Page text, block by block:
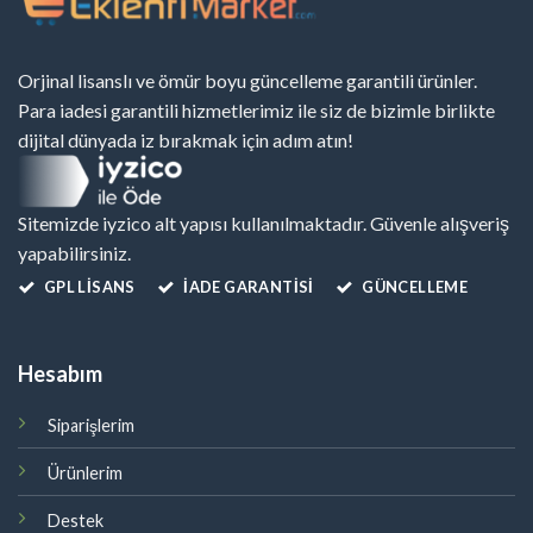
Orjinal lisanslı ve ömür boyu güncelleme garantili ürünler.
Para iadesi garantili hizmetlerimiz ile siz de bizimle birlikte
dijital dünyada iz bırakmak için adım atın!
Sitemizde iyzico alt yapısı kullanılmaktadır. Güvenle alışveriş
yapabilirsiniz.
GPL LISANS İADE GARANTİSİ GÜNCELLEME
Hesabım
Siparişlerim
Ürünlerim
Destek